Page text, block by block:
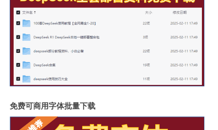
免费可商用字体批量下载